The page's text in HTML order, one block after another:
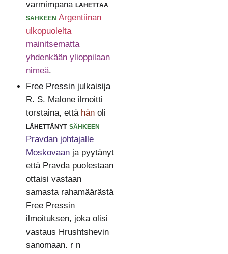
varmimpana lähettää
sähkeen Argentiinan
ulkopuolelta
mainitsematta
yhdenkään ylioppilaan
nimeä.
Free Pressin julkaisija
R. S. Malone ilmoitti
torstaina, että hänoli
lähettänyt sähkeen
Pravdan johtajalle
Moskovaanja pyytänyt
että Pravda puolestaan
ottaisi vastaan
samasta rahamäärästä
Free Pressin
ilmoituksen, joka olisi
vastaus Hrushtshevin
sanomaan. r n